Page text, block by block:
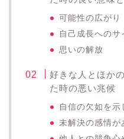
可能性の広がり
自己成長へのサ
思いの解放
好きな人とほか
た時の悪い兆候
自信の欠如を
未解決の感情が